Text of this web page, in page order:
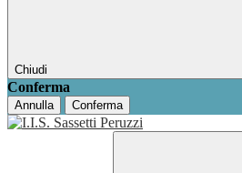
Chiudi
Conferma
Annulla Conferma